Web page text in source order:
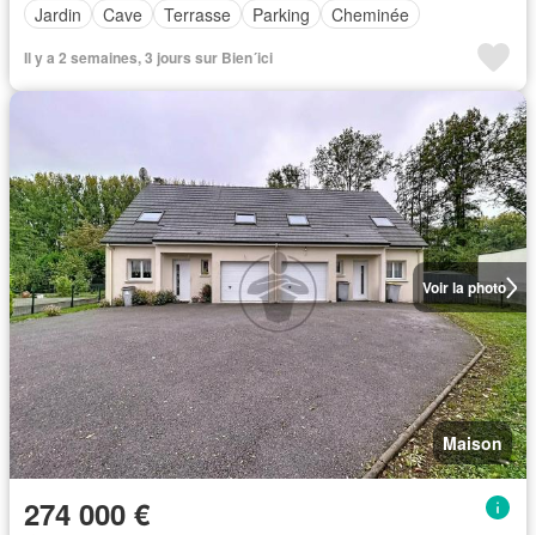
Jardin
Cave Terrasse Parking Cheminée
Il y a 2 semaines, 3 jours sur Bien´ici
Voir la photo
Maison
274 000 €